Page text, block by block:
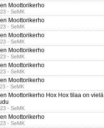
Moottorikerho
- SeMK
Moottorikerho
- SeMK
Moottorikerho
- SeMK
Moottorikerho
- SeMK
Moottorikerho
- SeMK
Moottorikerho
- SeMK
Moottorikerho Hox Hox tilaa on vielä
- SeMK
Moottorikerho
- SeMK